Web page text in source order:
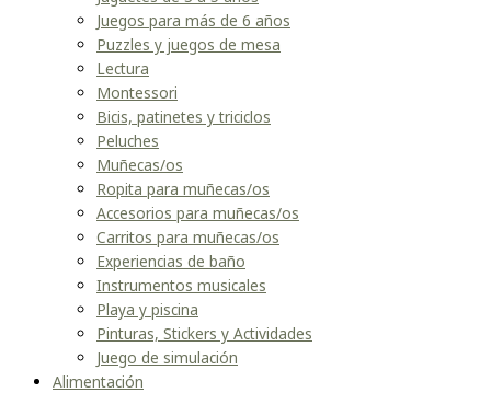
Juegos para más de 6 años
Puzzles y juegos de mesa
Lectura
Montessori
Bicis, patinetes y triciclos
Peluches
Muñecas/os
Ropita para muñecas/os
Accesorios para muñecas/os
Carritos para muñecas/os
Experiencias de baño
Instrumentos musicales
Playa y piscina
Pinturas, Stickers y Actividades
Juego de simulación
Alimentación